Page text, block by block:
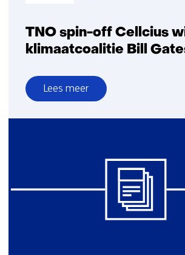
TNO spin-off Cellcius
klimaatcoalitie Bill
Lees meer
over
TNO
prijs